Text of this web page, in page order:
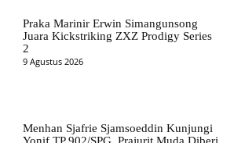
Praka Marinir Erwin Simangunsong
Juara Kickstriking ZXZ Prodigy Series
2
9 Agustus 2026
Menhan Sjafrie Sjamsoeddin Kunjungi